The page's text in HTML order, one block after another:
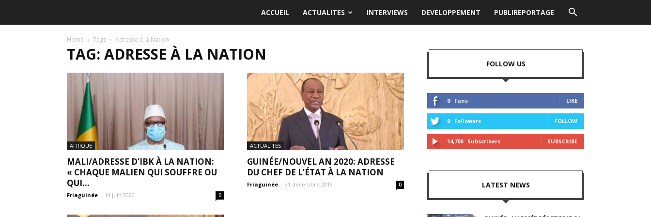
ACCUEIL ACTUALITES INTERVIEWS DEVELOPPEMENT PUBLIREPORTAGE
Home Tags Adresse à la Nation
TAG: ADRESSE À LA NATION
AFRIQUE
MALI/ADRESSE D’IBK À LA NATION:
« CHAQUE MALIEN QUI SOUFFRE OU
QUI...
Friaguinée - 14 juin 2020 0
ACTUALITES
GUINÉE/NOUVEL AN 2020: ADRESSE
DU CHEF DE L’ÉTAT À LA NATION
Friaguinée - 31 décembre 2019 0
FOLLOW US
0 Fans LIKE
0 Followers FOLLOW
14,700 Subscribers SUBSCRIBE
LATEST NEWS